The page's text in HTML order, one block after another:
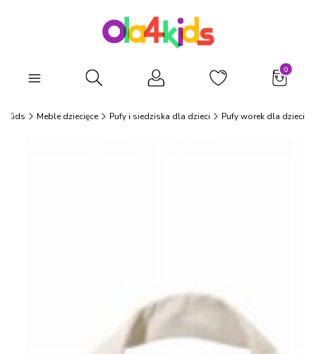
Otwórz wyszukiwarkę
Meble dziecięce Pufy i siedziska dla dzieci Pufy worek dla dzieci